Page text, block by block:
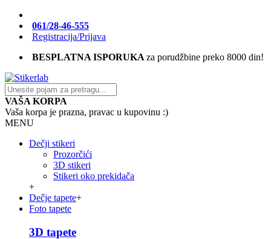
061/28-46-555
Registracija/Prijava
BESPLATNA ISPORUKA za porudžbine preko 8000 din!
VAŠA KORPA
Vaša korpa je prazna, pravac u kupovinu :)
MENU
Dečji stikeri
Prozorčići
3D stikeri
Stikeri oko prekidača
+
Dečje tapete+
Foto tapete
3D tapete